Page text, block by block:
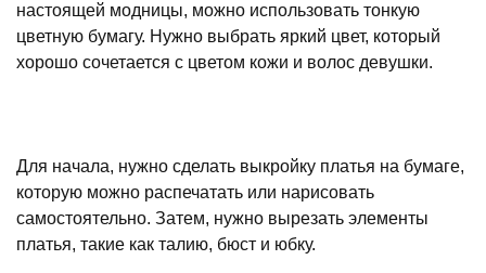
настоящей модницы, можно использовать тонкую
цветную бумагу. Нужно выбрать яркий цвет, который
хорошо сочетается с цветом кожи и волос девушки.
Для начала, нужно сделать выкройку платья на бумаге,
которую можно распечатать или нарисовать
самостоятельно. Затем, нужно вырезать элементы
платья, такие как талию, бюст и юбку.